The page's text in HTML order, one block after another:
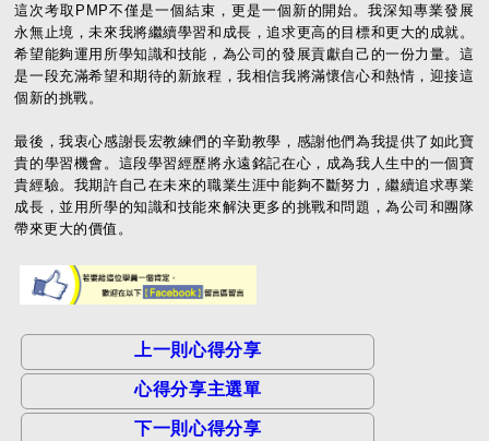
這次考取PMP不僅是一個結束，更是一個新的開始。我深知專業發展
永無止境，未來我將繼續學習和成長，追求更高的目標和更大的成就。
希望能夠運用所學知識和技能，為公司的發展貢獻自己的一份力量。這
是一段充滿希望和期待的新旅程，我相信我將滿懷信心和熱情，迎接這
個新的挑戰。
最後，我衷心感謝長宏教練們的辛勤教學，感謝他們為我提供了如此寶
貴的學習機會。這段學習經歷將永遠銘記在心，成為我人生中的一個寶
貴經驗。我期許自己在未來的職業生涯中能夠不斷努力，繼續追求專業
成長，並用所學的知識和技能來解決更多的挑戰和問題，為公司和團隊
帶來更大的價值。
上一則心得分享
心得分享主選單
下一則心得分享